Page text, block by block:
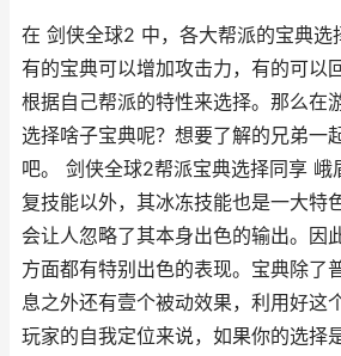
在 剑侠全球2 中，各大帮派的宝典选
有的宝典可以增加攻击力，有的可以
根据自己帮派的特性来选择。那么在
选择啥子宝典呢？想要了解的兄弟一
吧。 剑侠全球2帮派宝典选择同享 峨
复技能以外，其冰冻技能也是一大特
会让人忽略了其本身出色的输出。因
方面都有特别出色的表现。宝典除了
息之外还有壹个被动效果，利用好这
玩家的自我定位来说，如果你的选择